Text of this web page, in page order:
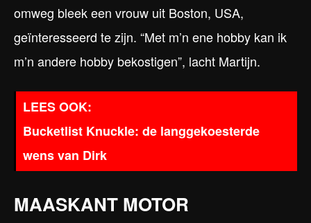
omweg bleek een vrouw uit Boston, USA,
geïnteresseerd te zijn. “Met m’n ene hobby kan ik
m’n andere hobby bekostigen”, lacht Martijn.
Bucketlist Knuckle: de langgekoesterde
wens van Dirk
MAASKANT MOTOR